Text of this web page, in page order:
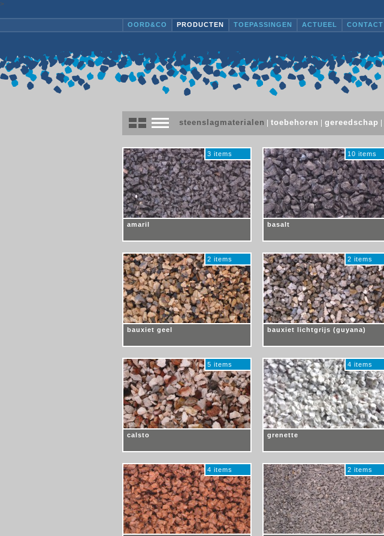
>
OORD&CO PRODUCTEN TOEPASSINGEN ACTUEEL CONTACT
steenslagmaterialen toebehoren gereedschap
3 items
amaril
10 items
basalt
2 items
bauxiet geel
2 items
bauxiet lichtgrijs (guyana)
5 items
calsto
4 items
grenette
4 items 2 items